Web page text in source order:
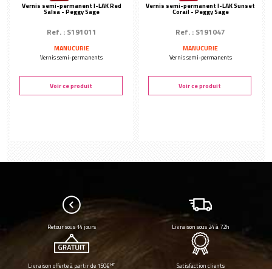
Vernis semi-permanent I-LAK Red
Salsa - Peggy Sage
Ref. : S191011
MANUCURIE
Vernis semi-permanents
Voir ce produit
Vernis semi-permanent I-LAK Sunset
Corail - Peggy Sage
Ref. : S191047
MANUCURIE
Vernis semi-permanents
Voir ce produit
Retour sous 14 jours Livraison sous 24 à 72h
Livraison offerte à partir de 150€HT Satisfaction clients